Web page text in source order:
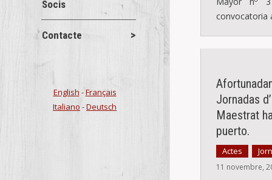
Socis
Contacte
English -Français
Italiano -Deutsch
convocatoria
Jornadas
Maestrat
puerto.
Actes
11 novembre,